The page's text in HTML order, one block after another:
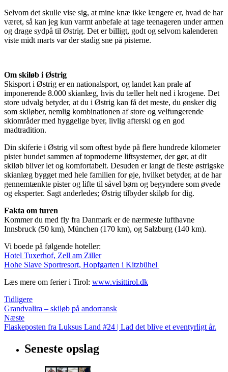
Selvom det skulle vise sig, at mine knæ ikke længere er, hvad de har
været, så kan jeg kun varmt anbefale at tage teenageren under armen
og drage sydpå til Østrig. Det er billigt, godt og selvom kalenderen
viste midt marts var der stadig sne på pisterne.
Om skiløb i Østrig
Skisport i Østrig er en nationalsport, og landet kan prale af
imponerende 8.000 skianlæg, hvis du tæller helt ned i krogene. Det
store udvalg betyder, at du i Østrig kan få det meste, du ønsker dig
som skiløber, nemlig kombinationen af store og velfungerende
skiområder med hyggelige byer, livlig afterski og en god
madtradition.
Din skiferie i Østrig vil som oftest byde på flere hundrede kilometer
pister bundet sammen af topmoderne liftsystemer, der gør, at dit
skiløb bliver let og komfortabelt. Desuden er langt de fleste østrigske
skianlæg bygget med hele familien for øje, hvilket betyder, at de har
gennemtænkte pister og lifte til såvel børn og begyndere som øvede
og eksperter. Sagt anderledes; Østrig tilbyder skiløb for dig.
Fakta om turen
Kommer du med fly fra Danmark er de nærmeste lufthavne
Innsbruck (50 km), München (170 km), og Salzburg (140 km).
Vi boede på følgende hoteller:
Hotel Tuxerhof, Zell am Ziller
Hohe Slave Sportresort, Hopfgarten i Kitzbühel
Læs mere om ferier i Tirol: www.visittirol.dk
Tidligere
Grandvalira – skiløb på andorransk
Næste
Flaskeposten fra Luksus Land #24 | Lad det blive et eventyrligt år.
Seneste opslag